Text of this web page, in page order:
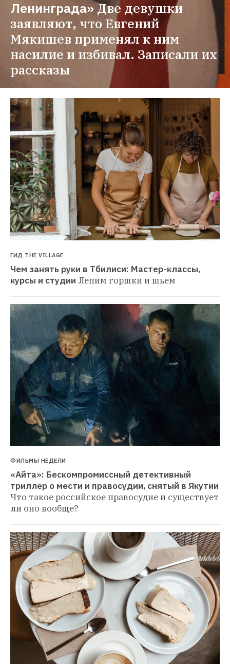
Ленинграда»Две девушки
заявляют, что Евгений
Мякишев применял к ним
насилие и избивал. Записали их
рассказы
ГИД THE VILLAGE
Чем занять руки в Тбилиси: Мастер-классы,
курсы и студии Лепим горшки и шьем
ФИЛЬМЫ НЕДЕЛИ
«Айта»: Бескомпромиссный детективный
триллер о мести и правосудии, снятый в Якутии
Что такое российское правосудие и существует
ли оно вообще?